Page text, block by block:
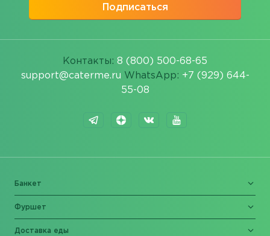
Подписаться
Контакты: 8 (800) 500-68-65
support@caterme.ru WhatsApp: +7 (929) 644-
55-08
Банкет
Фуршет
Доставка еды